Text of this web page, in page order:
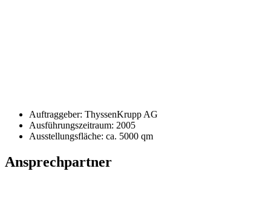
Auftraggeber: ThyssenKrupp AG
Ausführungszeitraum: 2005
Ausstellungsfläche: ca. 5000 qm
Ansprechpartner